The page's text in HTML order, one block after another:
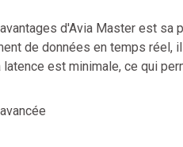
d'Avia Master est sa
de données en temps réel,
est minimale, ce qui